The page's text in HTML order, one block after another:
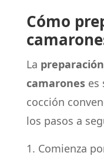
Cómo
La
camaroneses
cocción
los pasos a
Comienza